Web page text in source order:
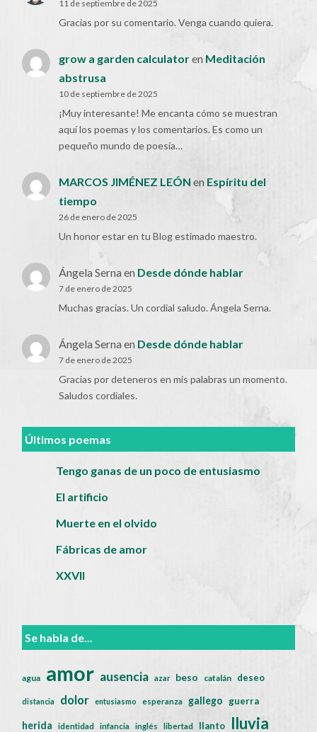
11 de septiembre de 2025
Gracias por su comentario. Venga cuando quiera.
grow a garden calculatoren Meditación
abstrusa
10 de septiembre de 2025
¡Muy interesante! Me encanta cómo se muestran
aquí los poemas y los comentarios. Es como un
pequeño mundo de poesía…
MARCOS JIMÉNEZ LEÓN en Espíritu del
tiempo
26 de enero de 2025
Un honor estar en tu Blog estimado maestro.
Ángela Serna en Desde dónde hablar
7 de enero de 2025
Muchas gracias. Un cordial saludo. Ángela Serna.
Ángela Serna en Desde dónde hablar
7 de enero de 2025
Gracias por deteneros en mis palabras un momento.
Saludos cordiales.
Últimos poemas
Tengo ganas de un poco de entusiasmo
El artificio
Muerte en el olvido
Fábricas de amor
XXVII
Se habla de...
agua amor ausencia azar beso catalán deseo
distancia dolor entusiasmo esperanza gallego guerra
herida identidad infancia inglés libertad llanto lluvia